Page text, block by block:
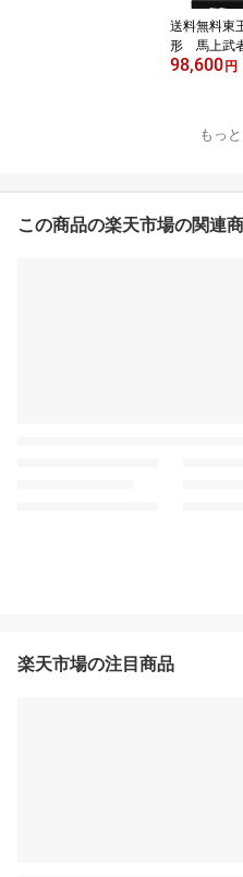
人飾り 通販
送料無料東
形 馬上武
持 8号ガラ
大将飾り 若
武者飾り 武
通販〉
98,600 円
もっ
この商品の楽天市場の関連
楽天市場の注目商品